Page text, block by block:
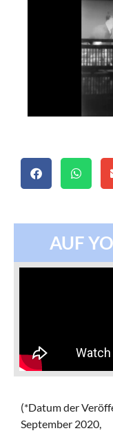
AUF
(*Datum der
September 2020,